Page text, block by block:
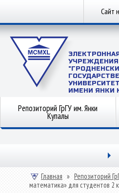
Сайт
УЧРЕЖДЕНИЯ
УНИВЕРСИТЕТ
ИМЕНИ ЯНКИ
Репозиторий ГрГУ им. Янки
Купалы
Главная » Репозиторий
математика» для студентов 2